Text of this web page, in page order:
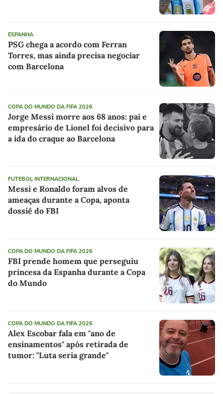
ESPANHA
PSG chega a acordo com Ferran
Torres, mas ainda precisa negociar
com Barcelona
COPA DO MUNDO DA FIFA 2026
Jorge Messi morre aos 68 anos: pai e
empresário de Lionel foi decisivo para
a ida do craque ao Barcelona
FUTEBOL INTERNACIONAL
Messi e Ronaldo foram alvos de
ameaças durante a Copa, aponta
dossiê do FBI
COPA DO MUNDO DA FIFA 2026
FBI prende homem que perseguiu
princesa da Espanha durante a Copa
do Mundo
COPA DO MUNDO DA FIFA 2026
Alex Escobar fala em "ano de
ensinamentos" após retirada de
tumor: "Luta seria grande"